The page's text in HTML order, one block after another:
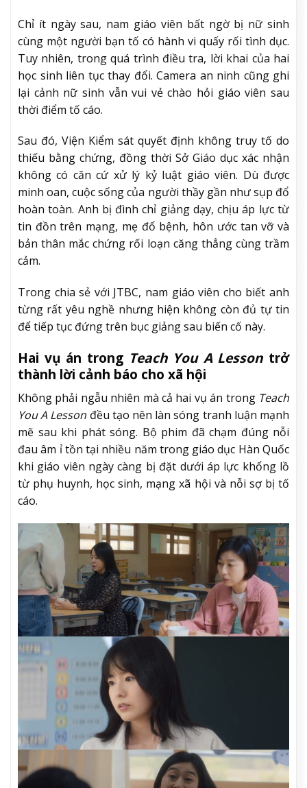
Chỉ ít ngày sau, nam giáo viên bất ngờ bị nữ sinh
cùng một người bạn tố có hành vi quấy rối tình dục.
Tuy nhiên, trong quá trình điều tra, lời khai của hai
học sinh liên tục thay đổi. Camera an ninh cũng ghi
lại cảnh nữ sinh vẫn vui vẻ chào hỏi giáo viên sau
thời điểm tố cáo.
Sau đó, Viện Kiểm sát quyết định không truy tố do
thiếu bằng chứng, đồng thời Sở Giáo dục xác nhận
không có căn cứ xử lý kỷ luật giáo viên. Dù được
minh oan, cuộc sống của người thầy gần như sụp đổ
hoàn toàn. Anh bị đình chỉ giảng dạy, chịu áp lực từ
tin đồn trên mạng, mẹ đổ bệnh, hôn ước tan vỡ và
bản thân mắc chứng rối loạn căng thẳng cùng trầm
cảm.
Trong chia sẻ với JTBC, nam giáo viên cho biết anh
từng rất yêu nghề nhưng hiện không còn đủ tự tin
để tiếp tục đứng trên bục giảng sau biến cố này.
Hai vụ án trongTeach You A Lesson trở
thành lời cảnh báo cho xã hội
Không phải ngẫu nhiên mà cả hai vụ án trong Teach
You A Lesson đều tạo nên làn sóng tranh luận mạnh
mẽ sau khi phát sóng. Bộ phim đã chạm đúng nỗi
đau âm ỉ tồn tại nhiều năm trong giáo dục Hàn Quốc
khi giáo viên ngày càng bị đặt dưới áp lực khổng lồ
từ phụ huynh, học sinh, mạng xã hội và nỗi sợ bị tố
cáo.